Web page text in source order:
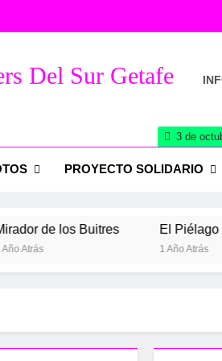
Del Sur Getafe
PROYECTO SOLIDARIO
3 de
de los Buitres
Atrás
El Piélago y
1 Año Atrás